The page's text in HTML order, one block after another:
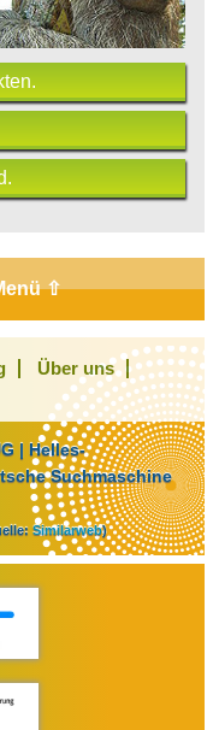
⇧
Über uns
| Helles-
Suchmaschine
Similarweb)